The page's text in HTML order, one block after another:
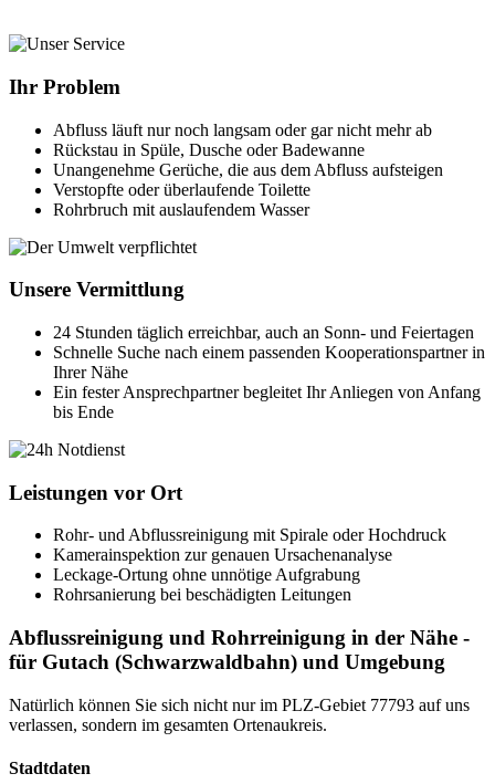
bis Ende
Leistungen vor Ort
Rohr- und Abflussreinigung mit Spirale oder Hochdruck
Kamerainspektion zur genauen Ursachenanalyse
Leckage-Ortung ohne unnötige Aufgrabung
für Gutach (Schwarzwaldbahn) und Umgebung
Natürlich können Sie sich nicht nur im PLZ-Gebiet 77793 auf uns
verlassen, sondern im gesamten Ortenaukreis.
Stadtdaten
Kreis
Ortenaukreis
Einwohner
ca. 2.000
Koordinaten
48,250° Nord | 8,217° Ost
Um Gutach (Schwarzwaldbahn) herum
Klempner in Hausach (Schwarzwaldbahn)
Klempner in Wolfach
Rohrreinigung für Mühlenbach (Baden)
Rohrreinigung für Fischerbach
Klempner in Lauterbach (Schwarzwald)
Haslach im Kinzigtal